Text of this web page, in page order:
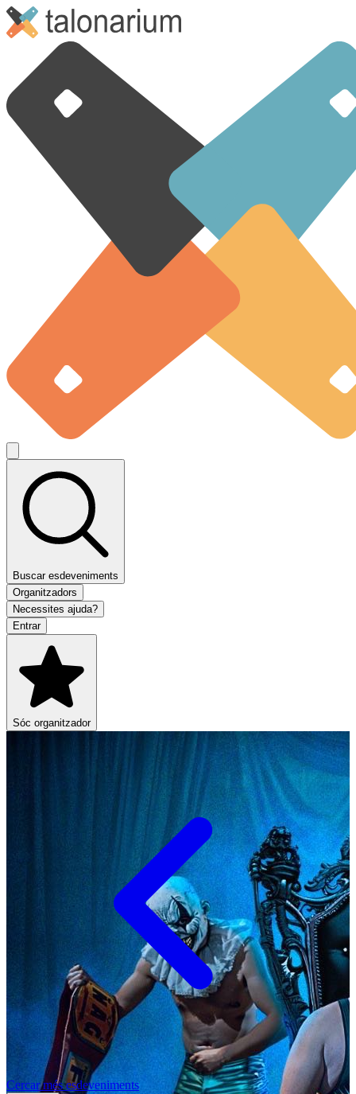
Buscar esdeveniments
Organitzadors
Necessites ajuda?
Entrar
Sóc organitzador
Cercar més esdeveniments